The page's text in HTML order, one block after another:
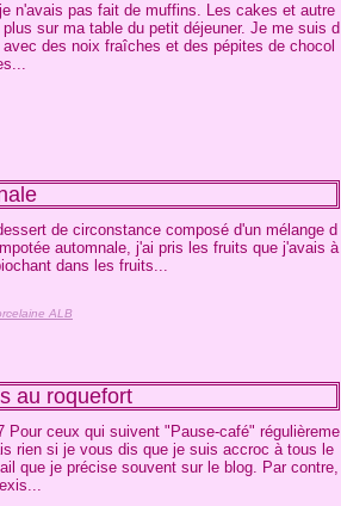
n'avais pas fait de muffins. Les cakes et autre
sur ma table du petit déjeuner. Je me suis d
des noix fraîches et des pépites de chocol
de circonstance composé d'un mélange d
automnale, j'ai pris les fruits que j'avais à
dans les fruits...
ALB
au roquefort
Pour ceux qui suivent "Pause-café" régulièreme
rien si je vous dis que je suis accroc à tous le
que je précise souvent sur le blog. Par contre,